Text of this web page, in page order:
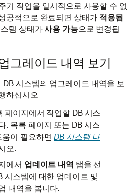
기 작업을 일시적으로 사용할 수 없
공적으로 완료되면 상태가 적용됨
템 상태가사용 가능으로 변경됩
그레이드 내역 보기
DB 시스템의 업그레이드 내역을 보
하십시오.
페이지에서 작업할 DB 시스
. 목록 페이지 또는 DB 시스
이 필요하면 DB 시스템 나
오.
에서 업데이트 내역 탭을 선
시스템에 대한 업데이트 및
내역을 봅니다.